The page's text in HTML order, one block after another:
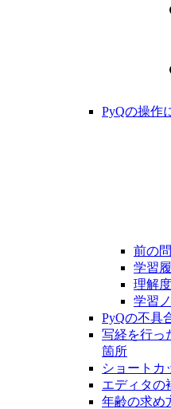
PyQの操作
前の
学習
理解
学習
PyQの不具
写経を行っ
箇所
ショートカ
エディタの
年齢の求め